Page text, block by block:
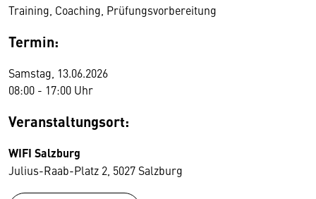
Training, Coaching, Prüfungsvorbereitung
Termin:
Samstag, 13.06.2026
08:00 - 17:00 Uhr
Veranstaltungsort:
WIFI Salzburg
Julius-Raab-Platz 2, 5027 Salzburg